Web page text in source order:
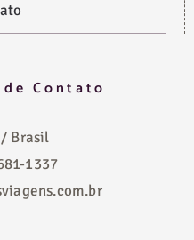
Contato
Brasil
1337